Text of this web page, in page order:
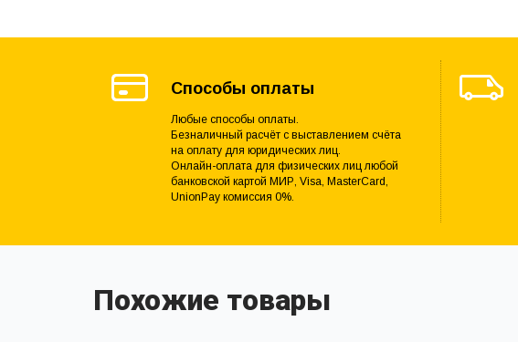
Способы оплаты
Любые способы оплаты.
Безналичный расчёт с выставлением счёта
на оплату для юридических лиц.
Онлайн-оплата для физических лиц любой
банковской картой МИР, Visa, MasterCard,
UnionPay комиссия 0%.
Похожие товары